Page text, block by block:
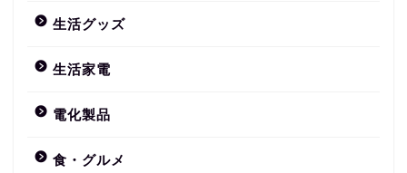
生活グッズ
生活家電
電化製品
食・グルメ